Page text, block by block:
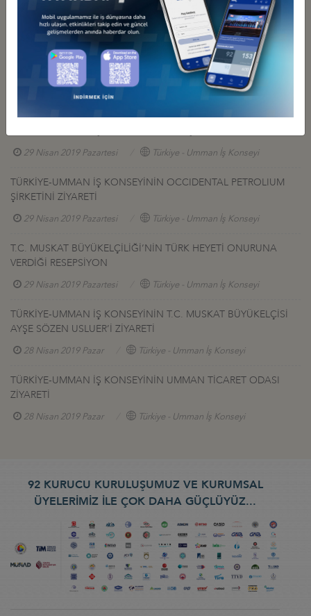
İş Konseyi Başkanı Orhan Güner, ziyaretin sonunda Büyükelçi'ye
hediyelerini takdim edip, memnuniyetlerini dile getirdiler.
İş Konseyi ile Alakalı Diğer Etkinlikler
29 Nisan 2019 Pazartesi Türkiye - Umman İş Konseyi
TÜRKİYE-UMMAN İŞ KONSEYİNİN OCCIDENTAL PETROLIUM
ŞİRKETİNİ ZİYARETİ
29 Nisan 2019 Pazartesi Türkiye - Umman İş Konseyi
T.C. MUSKAT BÜYÜKELÇİLİĞİ’NİN TÜRK HEYETİ ONURUNA
VERDİĞİ RESEPSİYON
29 Nisan 2019 Pazartesi Türkiye - Umman İş Konseyi
TÜRKİYE-UMMAN İŞ KONSEYİNİN T.C. MUSKAT BÜYÜKELÇİSİ
AYŞE SÖZEN USLUER’İ ZİYARETİ
28 Nisan 2019 Pazar Türkiye - Umman İş Konseyi
TÜRKİYE-UMMAN İŞ KONSEYİNİN UMMAN TİCARET ODASI
ZİYARETİ
28 Nisan 2019 Pazar Türkiye - Umman İş Konseyi
92 KURUCU KURULUŞUMUZ VE KURUMSAL
ÜYELERİMİZ İLE ÇOK DAHA GÜÇLÜYÜZ...